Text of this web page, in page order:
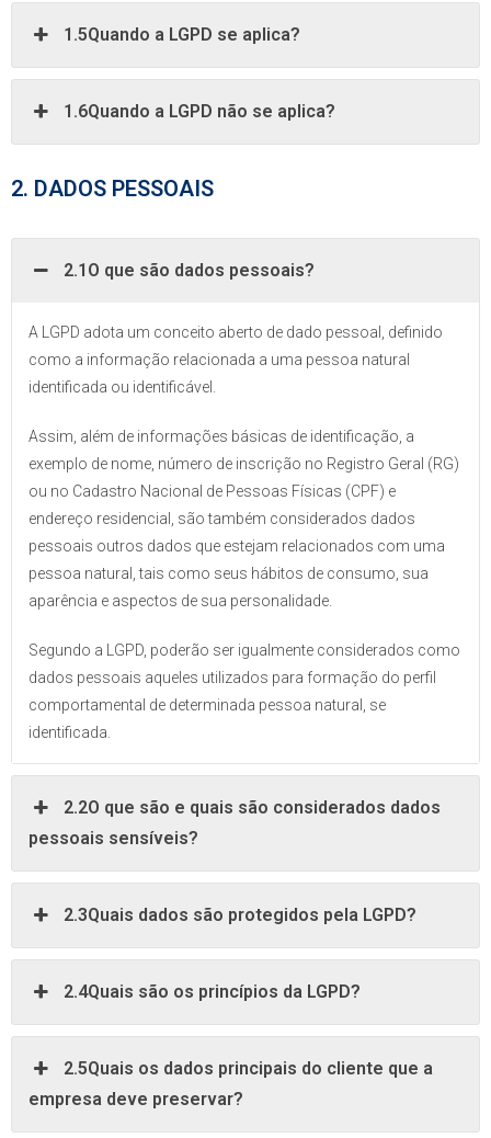
1.5Quando a LGPD se aplica?
1.6Quando a LGPD não se aplica?
2. DADOS PESSOAIS
2.1O que são dados pessoais?
A LGPD adota um conceito aberto de dado pessoal, definido
como a informação relacionada a uma pessoa natural
identificada ou identificável.
Assim, além de informações básicas de identificação, a
exemplo de nome, número de inscrição no Registro Geral (RG)
ou no Cadastro Nacional de Pessoas Físicas (CPF) e
endereço residencial, são também considerados dados
pessoais outros dados que estejam relacionados com uma
pessoa natural, tais como seus hábitos de consumo, sua
aparência e aspectos de sua personalidade.
Segundo a LGPD, poderão ser igualmente considerados como
dados pessoais aqueles utilizados para formação do perfil
comportamental de determinada pessoa natural, se
identificada.
2.2O que são e quais são considerados dados
pessoais sensíveis?
2.3Quais dados são protegidos pela LGPD?
2.4Quais são os princípios da LGPD?
2.5Quais os dados principais do cliente que a
empresa deve preservar?